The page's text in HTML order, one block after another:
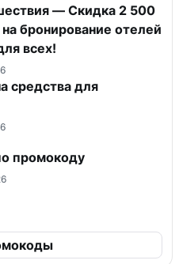
— Скидка 2 500
бронирование отелей
всех!
средства для
промокоду